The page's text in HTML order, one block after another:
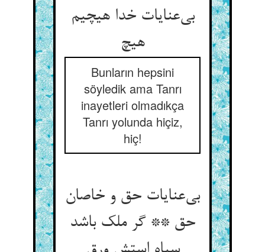
بی‌‌عنایات خدا هیچیم
هیچ‌‌
Bunların hepsini
söyledik ama Tanrı
inayetleri olmadıkça
Tanrı yolunda hiçiz,
hiç!
بی‌‌عنایات حق و خاصان
حق ** گر ملک باشد